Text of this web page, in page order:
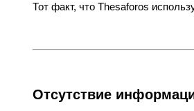
Тот факт, что Thesaforos
Отсутствие